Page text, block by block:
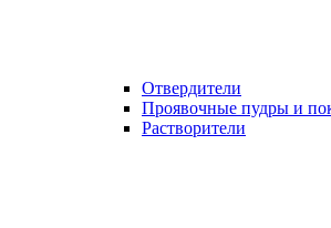
Отвердители
Проявочные пудры и
Растворители